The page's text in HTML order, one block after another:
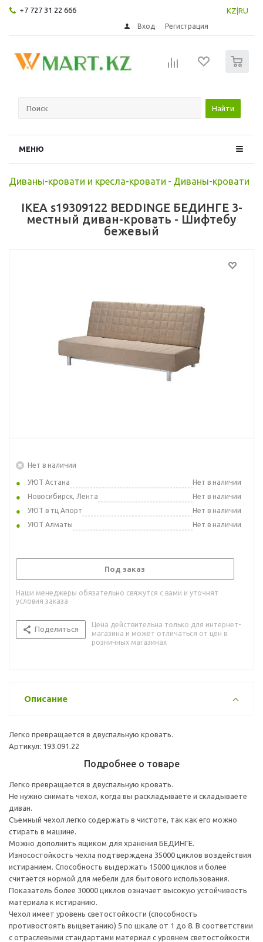
+7 727 31 22 666 KZ RU
Вход Регистрация
Найти
МЕНЮ
Диваны-кровати и кресла-кровати - Диваны-кровати
IKEA s19309122 BEDDINGE БЕДИНГЕ 3-
местный диван-кровать - Шифтебу
бежевый
Нет в наличии
УЮТ Астана
Нет в наличии
Новосибирск, Лента
Нет в наличии
УЮТ в тц Апорт
Нет в наличии
УЮТ Алматы
Нет в наличии
Под заказ
Наши менеджеры обязательно свяжутся с вами и уточнят
условия заказа
Поделиться
Цена действительна только для интернет-
магазина и может отличаться от цен в
розничных магазинах
Описание
Легко превращается в двуспальную кровать.
Артикул: 193.091.22
Подробнее о товаре
Легко превращается в двуспальную кровать.
Не нужно снимать чехол, когда вы раскладываете и складываете
диван.
Съемный чехол легко содержать в чистоте, так как его можно
стирать в машине.
Можно дополнить ящиком для хранения БЕДИНГЕ.
Износостойкость чехла подтверждена 35000 циклов воздействия
истиранием. Способность выдержать 15000 циклов и более
считается нормой для мебели для бытового использования.
Показатель более 30000 циклов означает высокую устойчивость
материала к истиранию.
Чехол имеет уровень светостойкости (способность
противостоять выцветанию) 5 по шкале от 1 до 8. В соответствии
с отраслевыми стандартами материал с уровнем светостойкости